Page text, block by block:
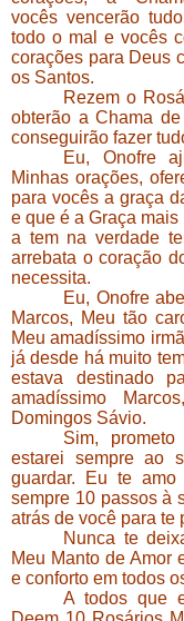
vocês vencerão
todo o mal e vocês
corações para Deus
os Santos.
Rezem o
obterão a Chama
conseguirão fazer
Eu, Onofre
Minhas orações,
para vocês a graça
e que é a Graça
a tem na verdade
arrebata o coração
necessita.
Eu, Onofre
Marcos, Meu tão
Meu amadíssimo
já desde há muito
estava destinado
amadíssimo
Domingos Sávio.
Sim,
estarei sempre ao
guardar. Eu te
sempre 10 passos à
atrás de você para te
Nunca te
Meu Manto de Amor
e conforto em todos
A todos que